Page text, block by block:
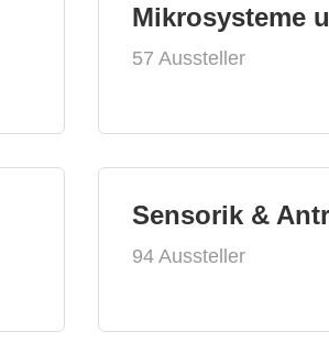
Mikrosysteme
57 Aussteller
Sensorik &
94 Aussteller